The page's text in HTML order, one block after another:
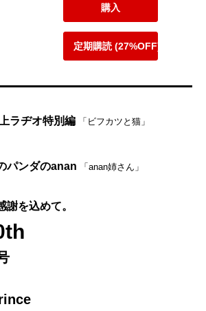
購入
定期購読 (27%OFF)
ラヂオ特別編 「ビフカツと猫」
パンダのanan 「anan姉さん」
謝を込めて。